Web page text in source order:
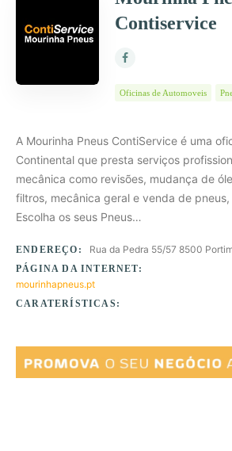
Contiservice
Oficinas de Automoveis
A Mourinha Pneus ContiService é uma
Continental que presta serviços
mecânica como revisões, mudança de
filtros, mecânica geral e venda de
Escolha os seus Pneus…
ENDEREÇO: Rua da Pedra 55/57 8500
PÁGINA DA INTERNET:
mourinhapneus.pt
CARATERÍSTICAS: